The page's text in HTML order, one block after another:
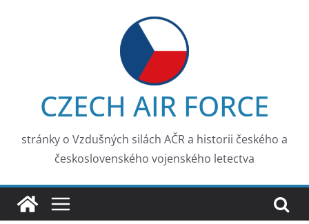
CZECH AIR FORCE
stránky o Vzdušných silách AČR a historii českého a
československého vojenského letectva